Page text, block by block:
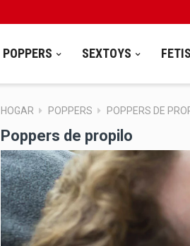
POPPERS SEXTOYS
HOGAR POPPERS POPPERS DE
Poppers de propilo